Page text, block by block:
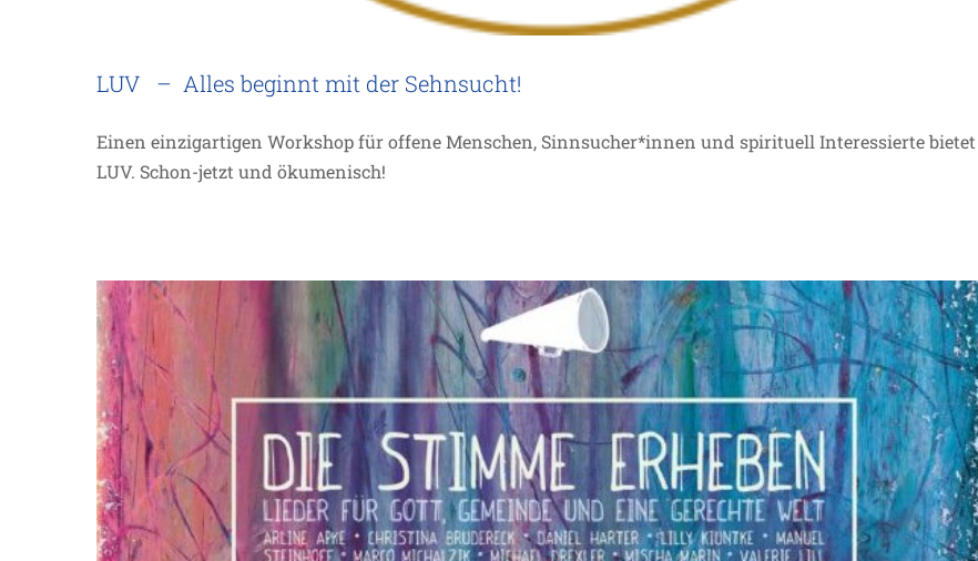
LUV – Alles beginnt mit der Sehnsucht!
Einen einzigartigen Workshop für offene Menschen, Sinnsucher*innen und spirituell Interessierte bietet
LUV. Schon-jetzt und ökumenisch!
Wir sind gesegnet…